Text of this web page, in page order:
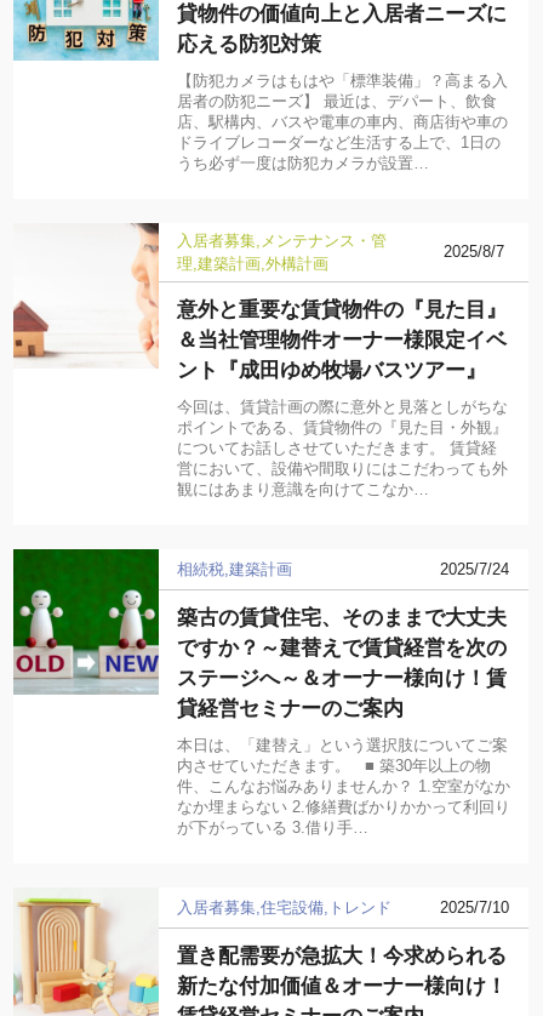
貸物件の価値向上と入居者ニーズに
応える防犯対策
【防犯カメラはもはや「標準装備」？高まる入
居者の防犯ニーズ】 最近は、デパート、飲食
店、駅構内、バスや電車の車内、商店街や車の
ドライブレコーダーなど生活する上で、1日の
うち必ず一度は防犯カメラが設置…
入居者募集 メンテナンス・管
理 建築計画 外構計画
2025/8/7
意外と重要な賃貸物件の『見た目』
＆当社管理物件オーナー様限定イベ
ント『成田ゆめ牧場バスツアー』
今回は、賃貸計画の際に意外と見落としがちな
ポイントである、賃貸物件の『見た目・外観』
についてお話しさせていただきます。 賃貸経
営において、設備や間取りにはこだわっても外
観にはあまり意識を向けてこなか…
相続税 建築計画 2025/7/24
築古の賃貸住宅、そのままで大丈夫
ですか？～建替えで賃貸経営を次の
ステージへ～＆オーナー様向け！賃
貸経営セミナーのご案内
本日は、「建替え」という選択肢についてご案
内させていただきます。 ■ 築30年以上の物
件、こんなお悩みありませんか？ 1.空室がなか
なか埋まらない 2.修繕費ばかりかかって利回り
が下がっている 3.借り手…
入居者募集 住宅設備 トレンド 2025/7/10
置き配需要が急拡大！今求められる
新たな付加価値＆オーナー様向け！